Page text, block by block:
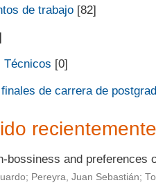
de trabajo[82]
Técnicos [0]
de carrera de
recientemente
bossiness and preferences
; Pereyra, Juan Sebastián;